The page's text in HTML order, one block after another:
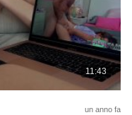
11:43
un anno fa